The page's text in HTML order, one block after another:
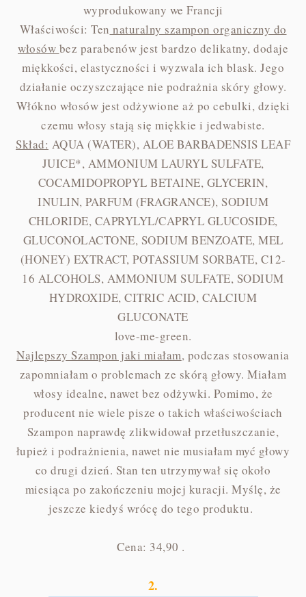
wyprodukowany we Francji
Właściwości: Ten naturalny szampon organiczny do
włosów bez parabenów jest bardzo delikatny, dodaje
miękkości, elastyczności i wyzwala ich blask. Jego
działanie oczyszczające nie podrażnia skóry głowy.
Włókno włosów jest odżywione aż po cebulki, dzięki
czemu włosy stają się miękkie i jedwabiste.
Skład: AQUA (WATER), ALOE BARBADENSIS LEAF
JUICE*, AMMONIUM LAURYL SULFATE,
COCAMIDOPROPYL BETAINE, GLYCERIN,
INULIN, PARFUM (FRAGRANCE), SODIUM
CHLORIDE, CAPRYLYL/CAPRYL GLUCOSIDE,
GLUCONOLACTONE, SODIUM BENZOATE, MEL
(HONEY) EXTRACT, POTASSIUM SORBATE, C12-
16 ALCOHOLS, AMMONIUM SULFATE, SODIUM
HYDROXIDE, CITRIC ACID, CALCIUM
GLUCONATE
love-me-green.
Najlepszy Szampon jaki miałam, podczas stosowania
zapomniałam o problemach ze skórą głowy. Miałam
włosy idealne, nawet bez odżywki. Pomimo, że
producent nie wiele pisze o takich właściwościach
Szampon naprawdę zlikwidował przetłuszczanie,
łupież i podrażnienia, nawet nie musiałam myć głowy
co drugi dzień. Stan ten utrzymywał się około
miesiąca po zakończeniu mojej kuracji. Myślę, że
jeszcze kiedyś wrócę do tego produktu.
Cena: 34,90 .
2.